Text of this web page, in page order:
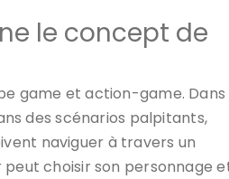
le concept de
game et action-game. Dans
des scénarios palpitants,
naviguer à travers un
choisir son personnage